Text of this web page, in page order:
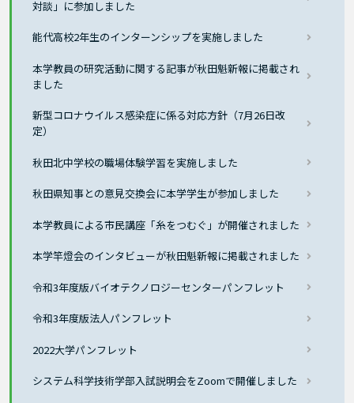
対談」に参加しました
能代高校2年生のインターンシップを実施しました
本学教員の研究活動に関する記事が秋田魁新報に掲載され
ました
新型コロナウイルス感染症に係る対応方針（7月26日改
定）
秋田北中学校の職場体験学習を実施しました
秋田県知事との意見交換会に本学学生が参加しました
本学教員による市民講座「糸をつむぐ」が開催されました
本学竿燈会のインタビューが秋田魁新報に掲載されました
令和3年度版バイオテクノロジーセンターパンフレット
令和3年度版法人パンフレット
2022大学パンフレット
システム科学技術学部入試説明会をZoomで開催しました